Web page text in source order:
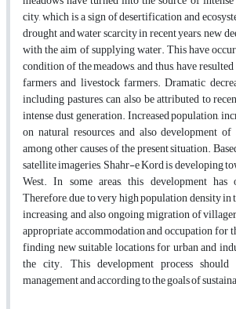
city, which is a sign of desertification and
drought and water scarcity in recent years, new
with the aim of supplying water. This have
condition of the meadows, and thus, have
farmers and livestock farmers. Dramatic
including pastures, can also be attributed to
intense dust generation. Increased population,
on natural resources and also development
among other causes of the present situation.
satellite imageries, Shahr-e Kord is developing
West. In some areas, this development has
Therefore, due to very high population density
increasing, and also ongoing migration of
appropriate accommodation and occupation for
finding new suitable locations for urban and
the city. This development process
management and according to the goals of